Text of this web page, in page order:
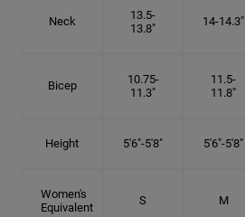
Neck
13.5-
13.8"
14-14.3"
Bicep
10.75-
11.3"
11.5-
11.8"
Height 5'6"-5'8" 5'6"-5'8"
Women's
Equivalent
S M